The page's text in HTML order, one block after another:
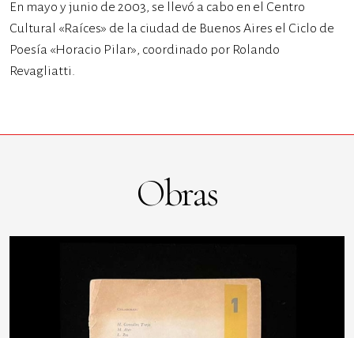
En mayo y junio de 2003, se llevó a cabo en el Centro
Cultural «Raíces» de la ciudad de Buenos Aires el Ciclo de
Poesía «Horacio Pilar», coordinado por Rolando
Revagliatti.
Obras